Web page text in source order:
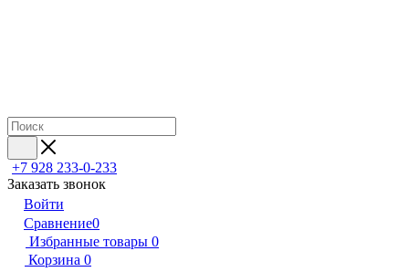
+7 928 233-0-233
Заказать звонок
Войти
Сравнение0
Избранные товары 0
Корзина 0